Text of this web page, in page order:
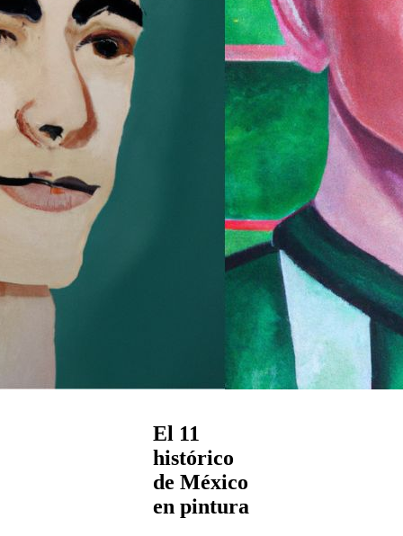
El 11
histórico
de México
en pintura